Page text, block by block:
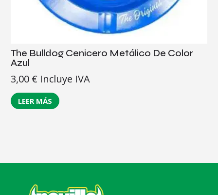
The Bulldog Cenicero Metálico De Color
Azul
3,00 € Incluye IVA
LEER MÁS